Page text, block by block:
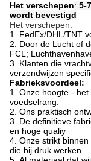
Het verschepen: 5-
wordt bevestigd
Het verschepen:
1. FedEx/DHL/TNT
2. Door de Lucht of
FCL;
3. Klanten die
verzendwijzen
Fabrieksvoordeel:
1. Onze hoogte - het
voedselrang.
2. Ons praktisch
3. De definitieve
en hoge qualiy
4. Onze strikt
die bij druk werken.